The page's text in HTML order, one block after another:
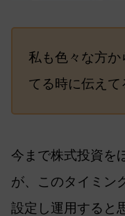
私も色々な方か
てる時に伝え
今まで株式投資を
が、このタイミン
設定し運用すると